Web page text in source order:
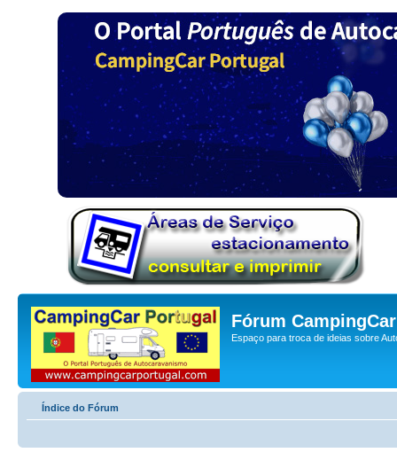
Fórum
Espaço para troca de ideias sobre
Índice do Fórum